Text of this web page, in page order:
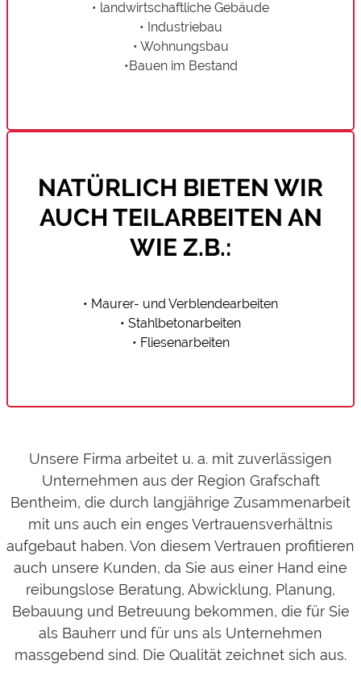
• landwirtschaftliche Gebäude
• Industriebau
• Wohnungsbau
•Bauen im Bestand
NATÜRLICH BIETEN WIR
AUCH TEILARBEITEN AN
WIE Z.B.:
• Maurer- und Verblendearbeiten
• Stahlbetonarbeiten
• Fliesenarbeiten
Unsere Firma arbeitet u. a. mit zuverlässigen
Unternehmen aus der Region Grafschaft
Bentheim, die durch langjährige Zusammenarbeit
mit uns auch ein enges Vertrauensverhältnis
aufgebaut haben. Von diesem Vertrauen profitieren
auch unsere Kunden, da Sie aus einer Hand eine
reibungslose Beratung, Abwicklung, Planung,
Bebauung und Betreuung bekommen, die für Sie
als Bauherr und für uns als Unternehmen
massgebend sind. Die Qualität zeichnet sich aus.